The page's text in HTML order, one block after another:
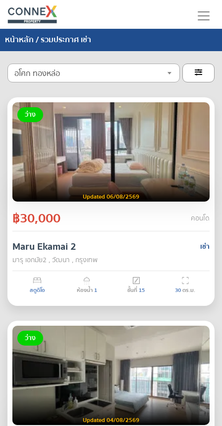
หน้าหลัก/ รวมประกาศ เช่า
อโศก ทองหล่อ 
ว่าง
Updated 06/08/2569
฿30,000 คอนโด
เช่า
Maru Ekamai 2
มารุ เอกมัย2 , วัฒนา , กรุงเทพ
สตูดิโอ ห้องน้ำ 1 ชั้นที่ 15 30ตร.ม.
ว่าง
Updated 04/08/2569